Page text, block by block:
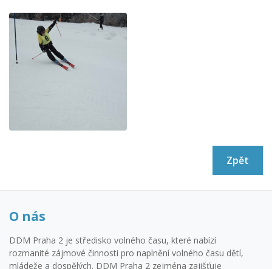
Zpět
O nás
DDM Praha 2 je středisko volného času, které nabízí
rozmanité zájmové činnosti pro naplnění volného času dětí,
mládeže a dospělých. DDM Praha 2 zejména zajišťuje